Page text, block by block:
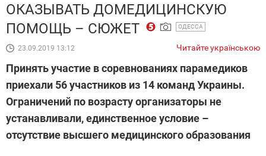
ОКАЗЫВАТЬ ДОМЕДИЦИНСКУЮ
ПОМОЩЬ – СЮЖЕТ
ОДЕССА
23.09.2019 13:12 Читайте українською
Принять участие в соревнованиях парамедиков
приехали 56 участников из 14 команд Украины.
Ограничений по возрасту организаторы не
устанавливали, единственное условие –
отсутствие высшего медицинского образования